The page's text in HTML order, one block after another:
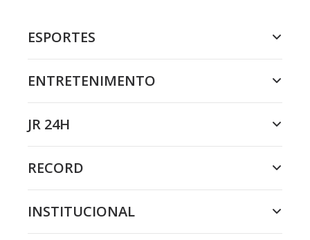
ESPORTES
ENTRETENIMENTO
JR 24H
RECORD
INSTITUCIONAL